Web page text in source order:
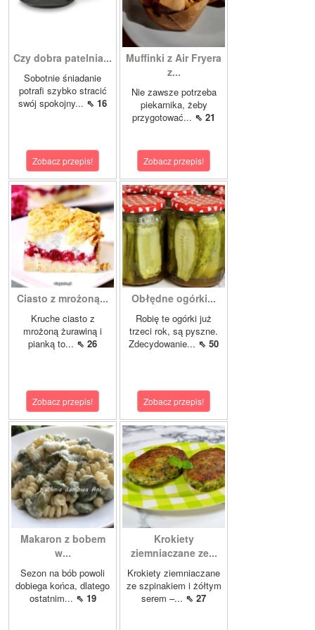
Czy dobra patelnia...
Sobotnie śniadanie
potrafi szybko stracić
swój spokojny... ⇖ 16
Zobacz przepis!
Muffinki z Air Fryera
z...
Nie zawsze potrzeba
piekarnika, żeby
przygotować... ⇖ 21
Zobacz przepis!
Ciasto z mrożoną...
Kruche ciasto z
mrożoną żurawiną i
pianką to... ⇖ 26
Zobacz przepis!
Obłędne ogórki...
Robię te ogórki już
trzeci rok, są pyszne.
Zdecydowanie... ⇖ 50
Zobacz przepis!
Makaron z bobem
w...
Sezon na bób powoli
dobiega końca, dlatego
ostatnim... ⇖ 19
Krokiety
ziemniaczane ze...
Krokiety ziemniaczane
ze szpinakiem i żółtym
serem –... ⇖ 27